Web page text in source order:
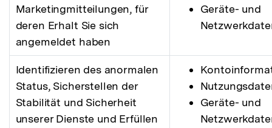
Marketingmitteilungen, für
deren Erhalt Sie sich
angemeldet haben
Geräte- und
Identifizieren des anormalen
Status, Sicherstellen der
Stabilität und Sicherheit
unserer Dienste und Erfüllen
Geräte- und